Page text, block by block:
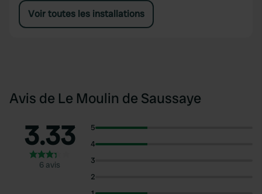
Voir toutes les installations
Avis de Le Moulin de Saussaye
3.33
6 avis
5
4
3
2